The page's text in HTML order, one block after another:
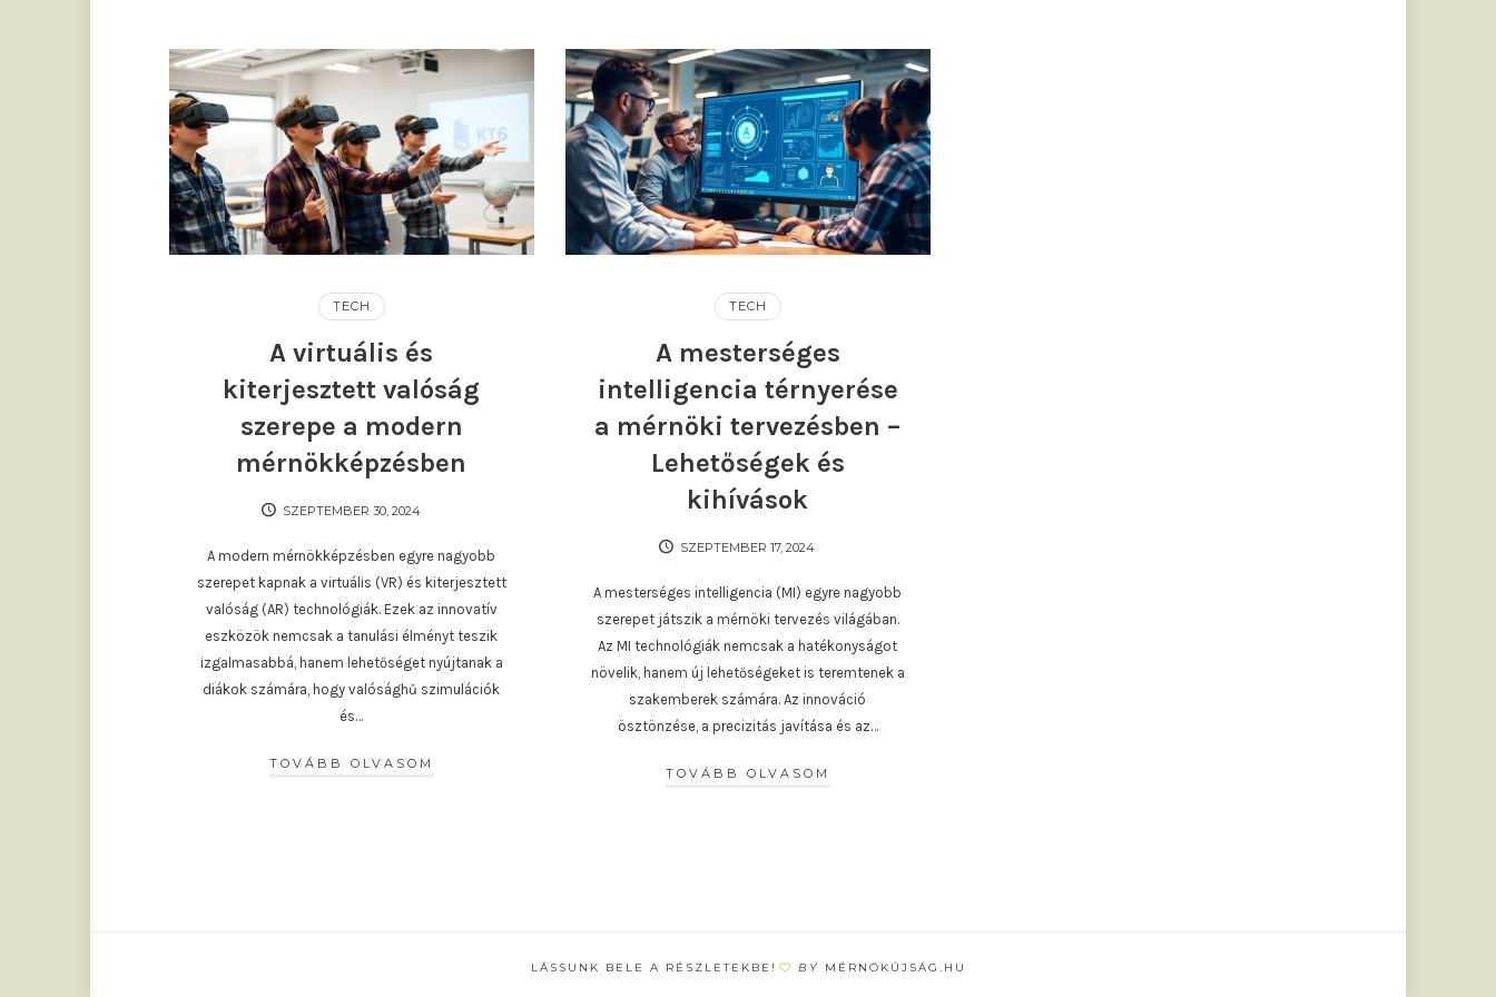
TECH
A virtuális és
kiterjesztett valóság
szerepe a modern
mérnökképzésben
SZEPTEMBER 30, 2024
A modern mérnökképzésben egyre nagyobb
szerepet kapnak a virtuális (VR) és kiterjesztett
valóság (AR) technológiák. Ezek az innovatív
eszközök nemcsak a tanulási élményt teszik
izgalmasabbá, hanem lehetőséget nyújtanak a
diákok számára, hogy valósághű szimulációk
és…
TOVÁBB OLVASOM
TECH
A mesterséges
intelligencia térnyerése
a mérnöki tervezésben –
Lehetőségek és
kihívások
SZEPTEMBER 17, 2024
A mesterséges intelligencia (MI) egyre nagyobb
szerepet játszik a mérnöki tervezés világában.
Az MI technológiák nemcsak a hatékonyságot
növelik, hanem új lehetőségeket is teremtenek a
szakemberek számára. Az innováció
ösztönzése, a precizitás javítása és az…
TOVÁBB OLVASOM
LÁSSUNK BELE A RÉSZLETEKBE! BY MÉRNÖKÚJSÁG.HU